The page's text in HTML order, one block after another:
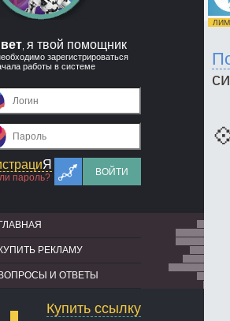
я твой помощник
зарегистрироваться
работы в системе
Я
пароль?
ВОЙТИ
ГЛАВНАЯ
КУПИТЬ РЕКЛАМУ
ВОПРОСЫ И ОТВЕТЫ
Купить ссылку